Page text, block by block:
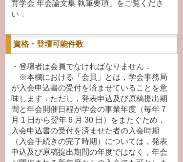
育学会 年会論文集 執筆要項」をご覧くださ
い．
資格・登壇可能件数
・登壇者は会員でなければなりません．
※本欄における「会員」とは，学会事務局
が入会申込書の受付を済ませていることを意
味します．ただし，発表申込及び原稿提出期
間と年会開催日程が学会の事業年度（毎年 7
月 1 日から翌年 6 月 30 日）をまたぐため，
入会申込書の受付を済ませた者の入会時期
（入会手続きの完了時期）については，発表
申込及び原稿提出期間の年度ではなく，年会